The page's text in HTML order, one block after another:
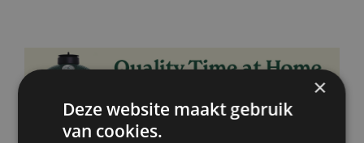
×
Deze website maakt gebruik
van cookies.